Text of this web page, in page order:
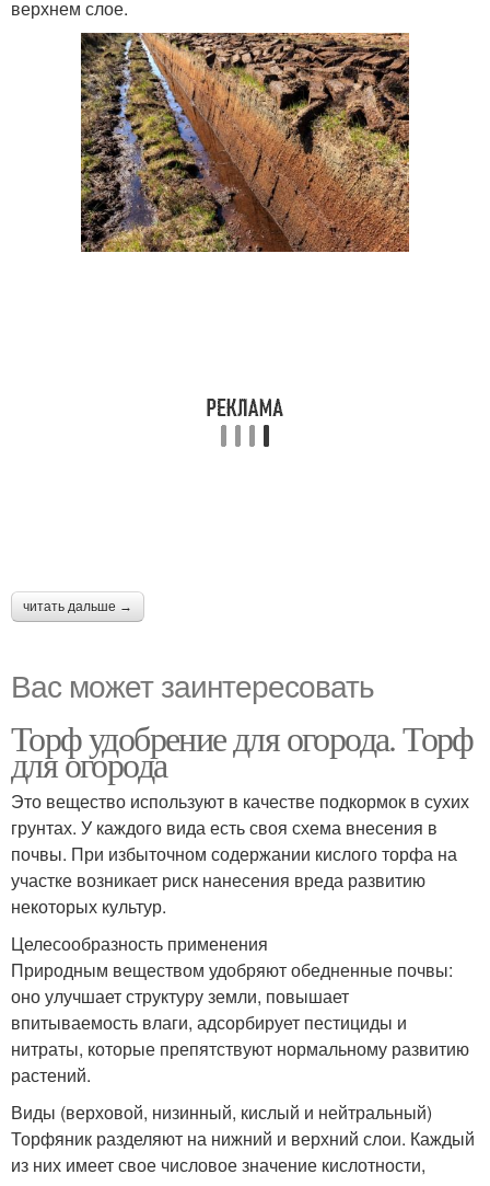
верхнем слое.
читать дальше →
Вас может заинтересовать
Торф удобрение для огорода. Торф
для огорода
Это вещество используют в качестве подкормок в сухих
грунтах. У каждого вида есть своя схема внесения в
почвы. При избыточном содержании кислого торфа на
участке возникает риск нанесения вреда развитию
некоторых культур.
Целесообразность применения
Природным веществом удобряют обедненные почвы:
оно улучшает структуру земли, повышает
впитываемость влаги, адсорбирует пестициды и
нитраты, которые препятствуют нормальному развитию
растений.
Виды (верховой, низинный, кислый и нейтральный)
Торфяник разделяют на нижний и верхний слои. Каждый
из них имеет свое числовое значение кислотности,